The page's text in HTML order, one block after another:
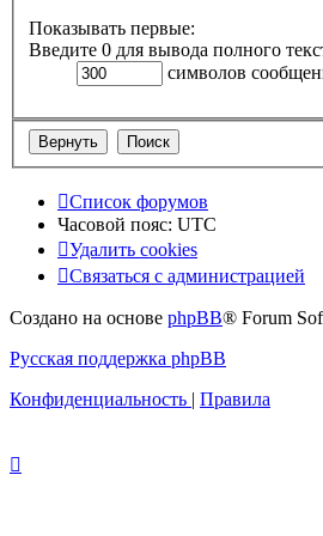
Показывать первые:
Введите 0 для вывода полного
символов
Список форумов
Часовой пояс: UTC
Удалить cookies
Связаться с администрацией
Создано на основе phpBB® Forum
Русская поддержка phpBB
Конфиденциальность | Правила